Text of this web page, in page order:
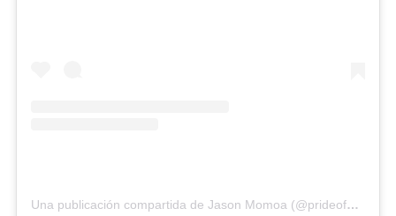
Una publicación compartida de Jason Momoa (@prideofgypsies)